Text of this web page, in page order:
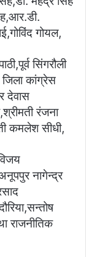
गोयल,
सिंगरौली
जिला कांग्रेस
देवास
रंजना
कमलेश सीधी,
नागेन्द्र
राजनीतिक